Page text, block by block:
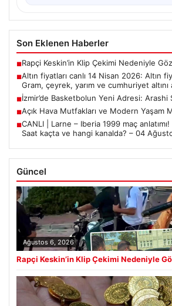
Son Eklenen Haberler
■Rapçi Keskin’in Klip Çekimi Nedeniyle
■Altın fiyatları canlı 14 Nisan 2026: Altın
Gram, çeyrek, yarım ve cumhuriyet altını
■İzmir’de Basketbolun Yeni Adresi:
■Açık Hava Mutfakları ve Modern Yaşam
■CANLI | Larne – Iberia 1999 maç
Saat kaçta ve hangi kanalda? – 04
Güncel
Ağustos 6, 2026
Rapçi Keskin’in Klip Çekimi Nedeniyle